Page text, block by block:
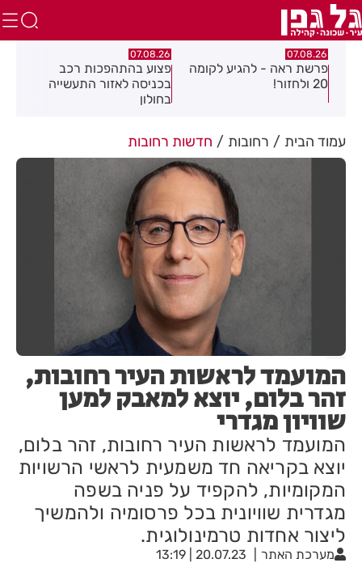
07.08.26
פרשת ראה - להגיע לקומה
20 ולחזור!
07.08.26
פצוע בהתהפכות רכב
בכניסה לאזור התעשייה
בחולון
עמוד הבית רחובות חדשות רחובות
המועמד לראשות העיר רחובות,
זהר בלום, יוצא למאבק למען
שוויון מגדרי
המועמד לראשות העיר רחובות, זהר בלום,
יוצא בקריאה חד משמעית לראשי הרשויות
המקומיות, להקפיד על פניה בשפה
מגדרית שוויונית בכל פרסומיה ולהמשיך
ליצור אחדות טרמינולוגית.
מערכת האתר 20.07.23 | 13:19